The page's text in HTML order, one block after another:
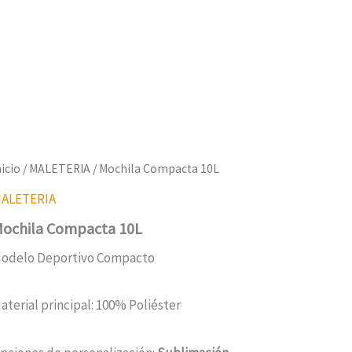
/ MALETERIA / Mochila Compacta 10L
Compacta 10L
Deportivo Compacto
principal: 100% Poliéster